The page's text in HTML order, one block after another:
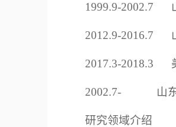
1999.9-2002.7
2012.9-2016.7
2017.3-2018.3
2002.7- 山东
研究领域介绍